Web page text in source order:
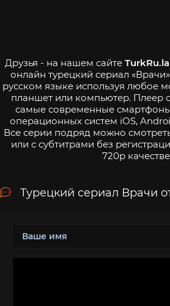
Друзья - на нашем сайте TurkRu.la
онлайн турецкий сериал
русском языке используя любое
планшет или компьютер. Плеер
самые современные
операционных систем iOS,
Все серии подряд можно
или с субтитрами без
720p
Турецкий сериал Врачи